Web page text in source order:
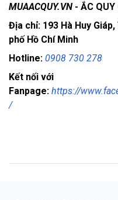
MUAACQUY.VN - ẮC QUY
Địa chỉ: 193 Hà Huy
phố Hồ Chí Minh
Hotline: 0908 730 278
Kết nối với
Fanpage: https://
/